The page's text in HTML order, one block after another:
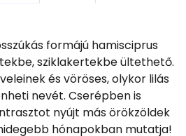
formájú hamisciprus
sziklakertekbe ültethető.
és vöröses, olykor lilás
nevét. Cserépben is
nyújt más örökzöldek
hónapokban mutatja!